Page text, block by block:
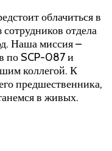
облачиться в
отдела
Наша миссия –
по SCP-087 и
коллегой. К
предшественника,
в живых.